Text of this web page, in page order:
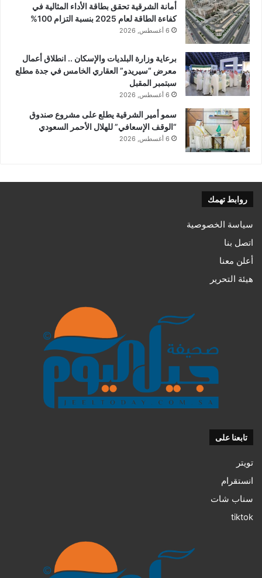
أمانة الشرقية تحقق بطاقة الأداء المثالية في
كفاءة الطاقة لعام 2025 بنسبة التزام 100%
6 أغسطس, 2026
برعاية وزارة البلديات والإسكان .. انطلاق أعمال
معرض “سيريدو” العقاري الخامس في جدة مطلع
سبتمبر المقبل
6 أغسطس, 2026
سمو أمير الشرقية يطلع على مشروع صندوق
“الوقف الإسعافي” للهلال الأحمر السعودي
6 أغسطس, 2026
روابط تهمك
سياسة الخصوصية
اتصل بنا
أعلن معنا
هيئة التحرير
تابعنا على
تويتر
انستقرام
سناب شات
tiktok